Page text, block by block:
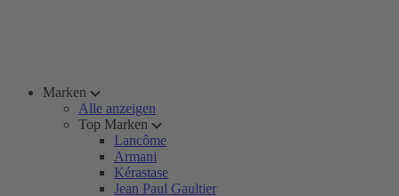
Marken
Alle anzeigen
Top Marken
Lancôme
Armani
Kérastase
Jean Paul Gaultier